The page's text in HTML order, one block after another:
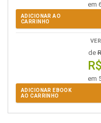
em
ADICIONAR AO
CARRINHO
de
em
ADICIONAR EBOOK
AO CARRINHO